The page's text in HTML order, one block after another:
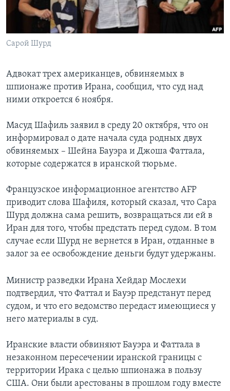
Learning English
СОЦИАЛЬНЫЕ СЕТИ
Сарой Шурд
Адвокат трех американцев, обвиняемых в
шпионаже против Ирана, сообщил, что суд над
ними откроется 6 ноября.
Масуд Шафиль заявил в среду 20 октября, что он
информировал о дате начала суда родных двух
обвиняемых – Шейна Бауэра и Джоша Фаттала,
которые содержатся в иранской тюрьме.
Французское информационное агентство AFP
приводит слова Шафиля, который сказал, что Сара
Шурд должна сама решить, возвращаться ли ей в
Иран для того, чтобы предстать перед судом. В том
случае если Шурд не вернется в Иран, отданные в
залог за ее освобождение деньги будут удержаны.
Министр разведки Ирана Хейдар Мослехи
подтвердил, что Фаттал и Бауэр предстанут перед
судом, и что его ведомство передаст имеющиеся у
него материалы в суд.
Иранские власти обвиняют Бауэра и Фаттала в
незаконном пересечении иранской границы с
территории Ирака с целью шпионажа в пользу
США. Они были арестованы в прошлом году вместе